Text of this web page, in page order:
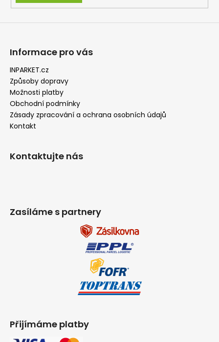
Informace pro vás
INPARKET.cz
Způsoby dopravy
Možnosti platby
Obchodní podmínky
Zásady zpracování a ochrana osobních údajů
Kontakt
Kontaktujte nás
Zasíláme s partnery
Přijímáme platby